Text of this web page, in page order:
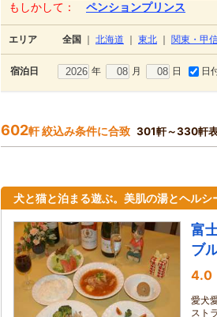
もしかして： ペンションプリンス
エリア 全国 北海道 東北 関東・甲
宿泊日 年 月 日 日
602軒 絞込み条件に合致 301軒～330軒
犬と猫と泊まる遊ぶ。美肌の湯とヘル
富
ブ
4.0
愛犬
スト